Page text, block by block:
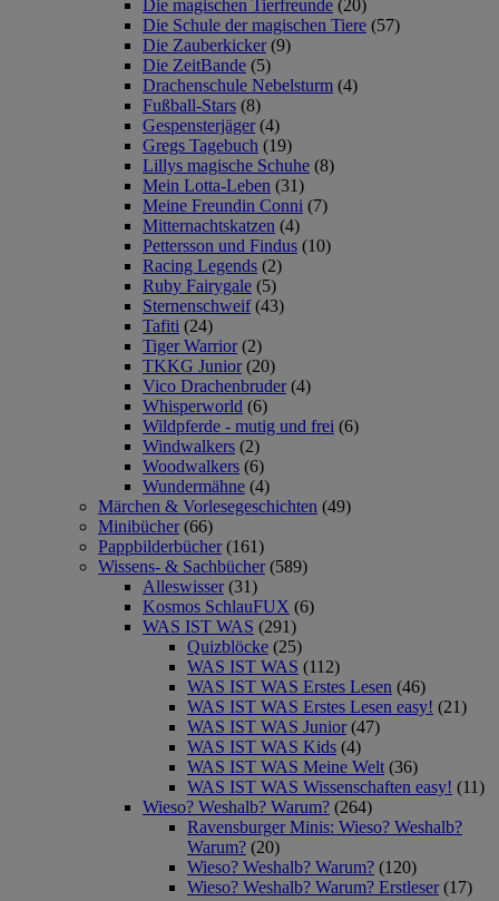
Die magischen Tierfreunde (20)
Die Schule der magischen Tiere (57)
Die Zauberkicker (9)
Die ZeitBande (5)
Drachenschule Nebelsturm (4)
Fußball-Stars (8)
Gespensterjäger (4)
Gregs Tagebuch (19)
Lillys magische Schuhe (8)
Mein Lotta-Leben (31)
Meine Freundin Conni (7)
Mitternachtskatzen (4)
Pettersson und Findus (10)
Racing Legends (2)
Ruby Fairygale (5)
Sternenschweif (43)
Tafiti (24)
Tiger Warrior (2)
TKKG Junior (20)
Vico Drachenbruder (4)
Whisperworld (6)
Wildpferde - mutig und frei (6)
Windwalkers (2)
Woodwalkers (6)
Wundermähne (4)
Märchen & Vorlesegeschichten (49)
Minibücher (66)
Pappbilderbücher (161)
Wissens- & Sachbücher (589)
Alleswisser (31)
Kosmos SchlauFUX (6)
WAS IST WAS (291)
Quizblöcke (25)
WAS IST WAS (112)
WAS IST WAS Erstes Lesen (46)
WAS IST WAS Erstes Lesen easy! (21)
WAS IST WAS Junior (47)
WAS IST WAS Kids (4)
WAS IST WAS Meine Welt (36)
WAS IST WAS Wissenschaften easy! (11)
Wieso? Weshalb? Warum? (264)
Ravensburger Minis: Wieso? Weshalb?
Warum? (20)
Wieso? Weshalb? Warum? (120)
Wieso? Weshalb? Warum? Erstleser (17)